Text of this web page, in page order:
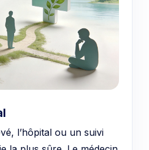
l’hôpital ou un suivi